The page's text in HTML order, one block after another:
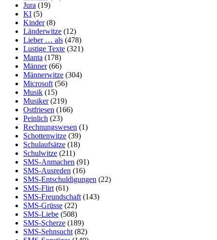
Jura (19)
KI (5)
Kinder(8)
Länderwitze (12)
Lieber … als (478)
Lustige Texte (321)
Manta (178)
Männer(66)
Männerwitze (304)
Microsoft (56)
Musik (15)
Musiker(219)
Ostfriesen (166)
Peinlich (23)
Rechnungswesen (1)
Schottenwitze (39)
Schulaufsätze (18)
Schulwitze (211)
SMS-Anmachen (91)
SMS-Ausreden (16)
SMS-Entschuldigungen (22)
SMS-Flirt (61)
SMS-Freundschaft (143)
SMS-Grüsse (22)
SMS-Liebe (508)
SMS-Scherze (189)
SMS-Sehnsucht (82)